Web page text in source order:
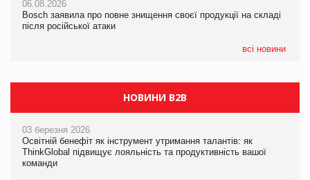
06.08.2026
Bosch заявила про повне знищення своєї продукції на складі
після російської атаки
всі новини
новинки від ТМ ТОКЕРИ
Сергій Лісунов про заморожені хлібобулочні вироби на
06.08.2026
Bosch заявила про повне знищення своєї продукції на складі
після російської атаки
НОВИНИ B2B
03 березня 2026
Освітній бенефіт як інструмент утримання талантів: як
ThinkGlobal підвищує лояльність та продуктивність вашої
команди